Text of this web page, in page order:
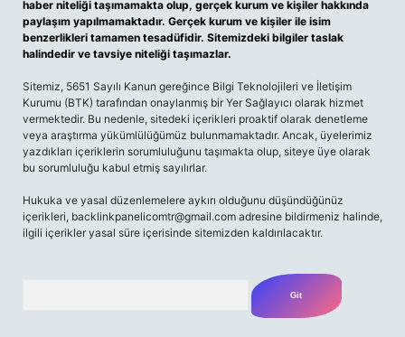
haber niteliği taşımamakta olup, gerçek kurum ve kişiler hakkında
paylaşım yapılmamaktadır. Gerçek kurum ve kişiler ile isim
benzerlikleri tamamen tesadüfidir. Sitemizdeki bilgiler taslak
halindedir ve tavsiye niteliği taşımazlar.
Sitemiz, 5651 Sayılı Kanun gereğince Bilgi Teknolojileri ve İletişim
Kurumu (BTK) tarafından onaylanmış bir Yer Sağlayıcı olarak hizmet
vermektedir. Bu nedenle, sitedeki içerikleri proaktif olarak denetleme
veya araştırma yükümlülüğümüz bulunmamaktadır. Ancak, üyelerimiz
yazdıkları içeriklerin sorumluluğunu taşımakta olup, siteye üye olarak
bu sorumluluğu kabul etmiş sayılırlar.
Hukuka ve yasal düzenlemelere aykırı olduğunu düşündüğünüz
içerikleri, backlinkpanelicomtr@gmail.com adresine bildirmeniz halinde,
ilgili içerikler yasal süre içerisinde sitemizden kaldırılacaktır.